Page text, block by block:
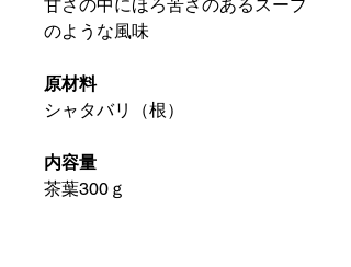
甘さの中にほろ苦さのあるスープ
のような風味
原材料
シャタバリ（根）
内容量
茶葉300ｇ